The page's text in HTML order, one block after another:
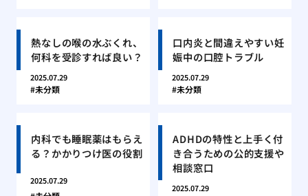
熱なしの喉の水ぶくれ、
何科を受診すれば良い？
2025.07.29
未分類
口内炎と間違えやすい妊
娠中の口腔トラブル
2025.07.29
未分類
内科でも睡眠薬はもらえ
る？かかりつけ医の役割
2025.07.29
ADHDの特性と上手く付
き合うための公的支援や
相談窓口
2025.07.29